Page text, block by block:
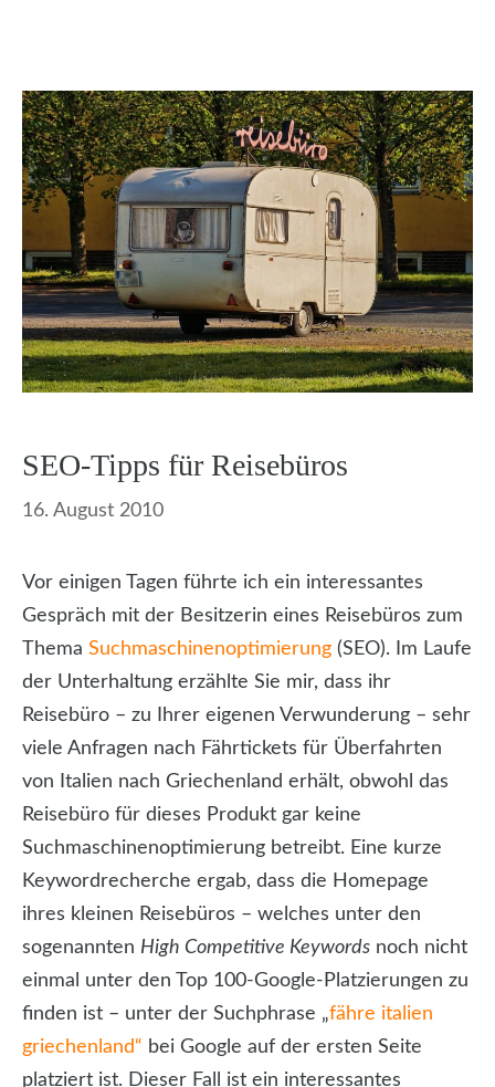
SEO-Tipps für Reisebüros
16. August 2010
Vor einigen Tagen führte ich ein interessantes
Gespräch mit der Besitzerin eines Reisebüros zum
Thema Suchmaschinenoptimierung (SEO). Im Laufe
der Unterhaltung erzählte Sie mir, dass ihr
Reisebüro – zu Ihrer eigenen Verwunderung – sehr
viele Anfragen nach Fährtickets für Überfahrten
von Italien nach Griechenland erhält, obwohl das
Reisebüro für dieses Produkt gar keine
Suchmaschinenoptimierung betreibt. Eine kurze
Keywordrecherche ergab, dass die Homepage
ihres kleinen Reisebüros – welches unter den
sogenannten High Competitive Keywords noch nicht
einmal unter den Top 100-Google-Platzierungen zu
finden ist – unter der Suchphrase „fähre italien
griechenland“ bei Google auf der ersten Seite
platziert ist. Dieser Fall ist ein interessantes